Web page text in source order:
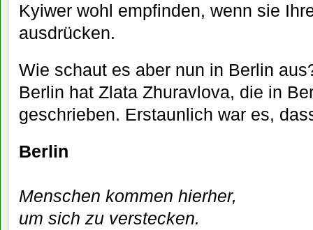
Kyiwer wohl empfinden, wenn sie
ausdrücken.
Wie schaut es aber nun in Berlin
Berlin hat Zlata Zhuravlova, die in
geschrieben. Erstaunlich war es,
Berlin
Menschen kommen hierher,
um sich zu verstecken.